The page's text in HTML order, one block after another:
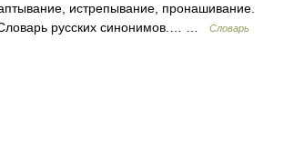
истрепывание, пронашивание.
русских синонимов.… …
Словарь